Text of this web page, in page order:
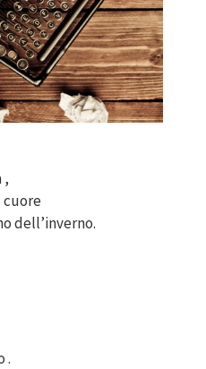
,
cuore
dell’inverno.
.